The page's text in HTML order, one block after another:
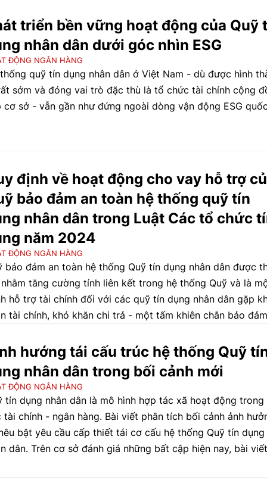
hiệu quả và minh bạch trong quá trình xử lý QTDND
triển bền vững hoạt động của Quỹ
nhân dân dưới góc nhìn ESG
ĐỘNG NGÂN HÀNG
quỹ tín dụng nhân dân ở Việt Nam - dù được hình
sớm và đóng vai trò đặc thù là tổ chức tài chính cộng
cơ sở - vẫn gần như đứng ngoài dòng vận động ESG
định về hoạt động cho vay hỗ trợ
bảo đảm an toàn hệ thống quỹ tín
nhân dân trong Luật Các tổ chức
năm 2024
ĐỘNG NGÂN HÀNG
bảo đảm an toàn hệ thống Quỹ tín dụng nhân dân được
tăng cường tính liên kết trong hệ thống Quỹ và là
hỗ trợ tài chính đối với các quỹ tín dụng nhân dân gặp
tài chính, khó khăn chi trả - một tấm khiên chắn bảo
toàn thể hiện rõ ràng nhất thông qua hoạt động cho vay hỗ
đối với các quỹ tín dụng nhân dân. Chính vì vậy, quy định về
động cho vay hỗ trợ của Quỹ bảo toàn đối với các quỹ tín
nhân dân cũng là nội dung chính, chủ yếu trong quy định
pháp luật về Quỹ bảo toàn.
hướng tái cấu trúc hệ thống Quỹ
nhân dân trong bối cảnh mới
ĐỘNG NGÂN HÀNG
tín dụng nhân dân là mô hình hợp tác xã hoạt động trong
tài chính - ngân hàng. Bài viết phân tích bối cảnh ảnh
bật yêu cầu cấp thiết tái cơ cấu hệ thống Quỹ tín dụng
dân. Trên cơ sở đánh giá những bất cập hiện nay, bài